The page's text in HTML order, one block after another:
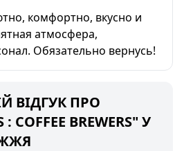
комфортно, вкусно и
атмосфера,
Обязательно вернусь!
ВІДГУК ПРО
COFFEE BREWERS" У